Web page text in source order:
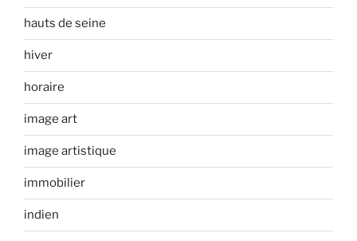
hauts de seine
hiver
horaire
image art
image artistique
immobilier
indien